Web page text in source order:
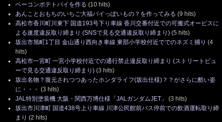
ベーコンポテトパイを作る (10 hits)
あんことおもちのいちご大福パイっぽいもの？を作ってみる (9 hits)
高松市香川町川東下 国道193号下り車線 香川交番付近での可搬式オービスに
よる速度違反取り締まり (SNSで見る交通違反取り締まり) (5 hits)
坂出市旭町1丁目 金山通り西向き車線 東部小学校付近ででのネズミ捕り (4
hits)
高松市一宮町 一宮小学校付近での通行禁止違反取り締まり (ストリートビュ
ーで見る交通違反取り締まり) (3 hits)
坂出名物？復元されつつあったホンダライフ(坂出仕様)？？がさらに酷い姿
に・・・ (3 hits)
JAL特別塗装機 大阪・関西万博仕様「JALガンダムJET」
(3 hits)
坂出市川津町 国道438号上り車線 川津公民館前バス停前での飲酒運転取り締
まり (2 hits)